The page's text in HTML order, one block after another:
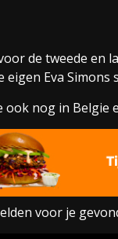
de tweede en
eigen Eva
nog in Belgie
voor je